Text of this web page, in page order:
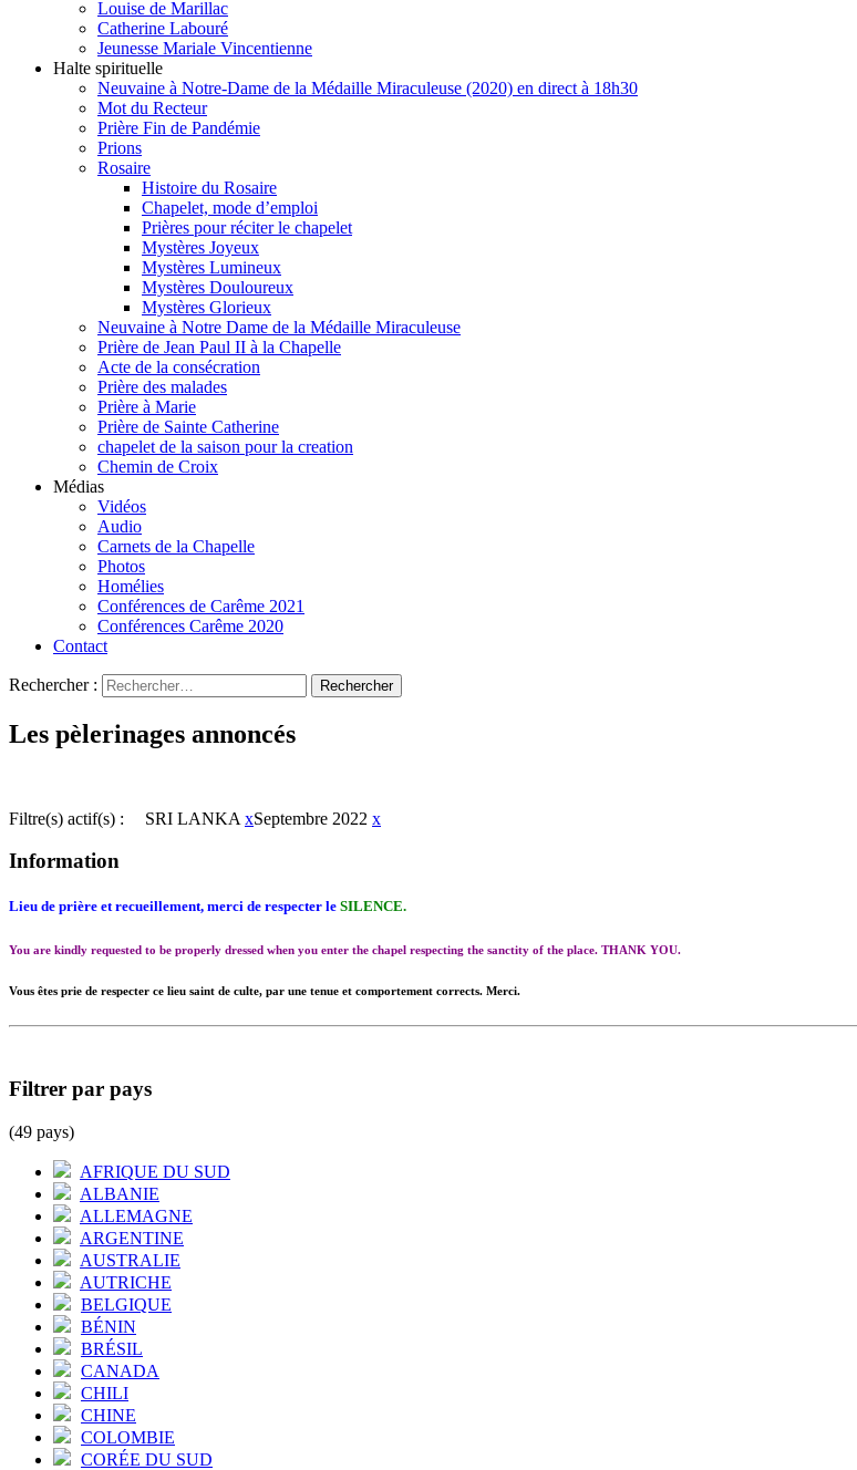
Louise de Marillac
Catherine Labouré
Jeunesse Mariale Vincentienne
Halte spirituelle
Neuvaine à Notre-Dame de la Médaille Miraculeuse (2020) en direct à 18h30
Mot du Recteur
Prière Fin de Pandémie
Prions
Rosaire
Histoire du Rosaire
Chapelet, mode d’emploi
Prières pour réciter le chapelet
Mystères Joyeux
Mystères Lumineux
Mystères Douloureux
Mystères Glorieux
Neuvaine à Notre Dame de la Médaille Miraculeuse
Prière de Jean Paul II à la Chapelle
Acte de la consécration
Prière des malades
Prière à Marie
Prière de Sainte Catherine
chapelet de la saison pour la creation
Chemin de Croix
Médias
Vidéos
Audio
Carnets de la Chapelle
Photos
Homélies
Conférences de Carême 2021
Conférences Carême 2020
Contact
Rechercher :
Les pèlerinages annoncés
Filtre(s) actif(s) : SRI LANKA xSeptembre 2022 x
Information
Lieu de prière et recueillement, merci de respecter le SILENCE.
You are kindly requested to be properly dressed when you enter the chapel respecting the sanctity of the place. THANK YOU.
Vous êtes prie de respecter ce lieu saint de culte, par une tenue et comportement corrects. Merci.
Filtrer par pays
(49 pays)
AFRIQUE DU SUD
ALBANIE
ALLEMAGNE
ARGENTINE
AUSTRALIE
AUTRICHE
BELGIQUE
BÉNIN
BRÉSIL
CANADA
CHILI
CHINE
COLOMBIE
CORÉE DU SUD